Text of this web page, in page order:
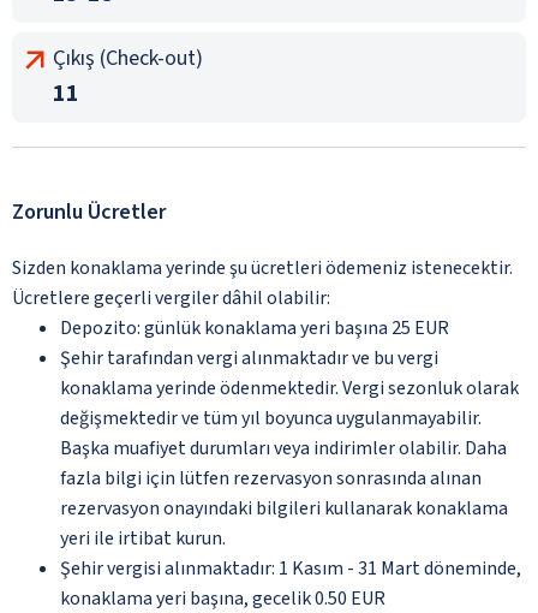
Çıkış (Check-out)
11
Zorunlu Ücretler
Sizden konaklama yerinde şu ücretleri ödemeniz istenecektir.
Ücretlere geçerli vergiler dâhil olabilir:
Depozito: günlük konaklama yeri başına 25 EUR
Şehir tarafından vergi alınmaktadır ve bu vergi
konaklama yerinde ödenmektedir. Vergi sezonluk olarak
değişmektedir ve tüm yıl boyunca uygulanmayabilir.
Başka muafiyet durumları veya indirimler olabilir. Daha
fazla bilgi için lütfen rezervasyon sonrasında alınan
rezervasyon onayındaki bilgileri kullanarak konaklama
yeri ile irtibat kurun.
Şehir vergisi alınmaktadır: 1 Kasım - 31 Mart döneminde,
konaklama yeri başına, gecelik 0.50 EUR